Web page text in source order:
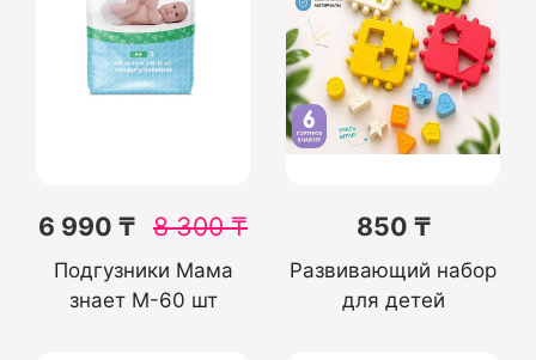
6 990 ₸ 8 300₸
Подгузники Мама
знает M-60 шт
850 ₸
Развивающий набор
для детей